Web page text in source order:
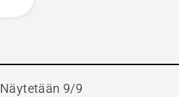
Näytetään 9/9